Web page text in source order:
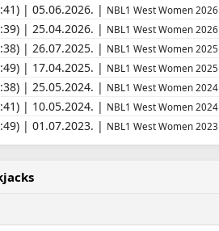
| 05.06.2026. | NBL1 West Women 2026
| 25.04.2026. | NBL1 West Women 2026
| 26.07.2025. | NBL1 West Women 2025
| 17.04.2025. | NBL1 West Women 2025
| 25.05.2024. | NBL1 West Women 2024
| 10.05.2024. | NBL1 West Women 2024
| 01.07.2023. | NBL1 West Women 2023